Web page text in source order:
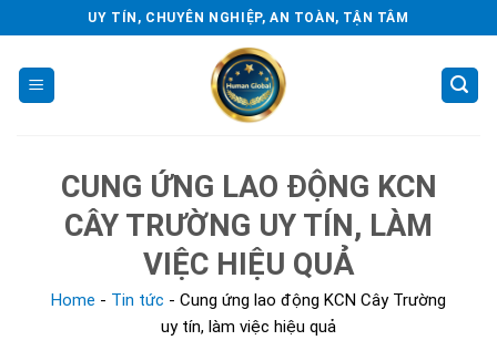
to
content
UY TÍN, CHUYÊN NGHIỆP, AN TOÀN, TẬN TÂM
CUNG ỨNG LAO ĐỘNG KCN
CÂY TRƯỜNG UY TÍN, LÀM
VIỆC HIỆU QUẢ
Home - Tin tức - Cung ứng lao động KCN Cây Trường
uy tín, làm việc hiệu quả